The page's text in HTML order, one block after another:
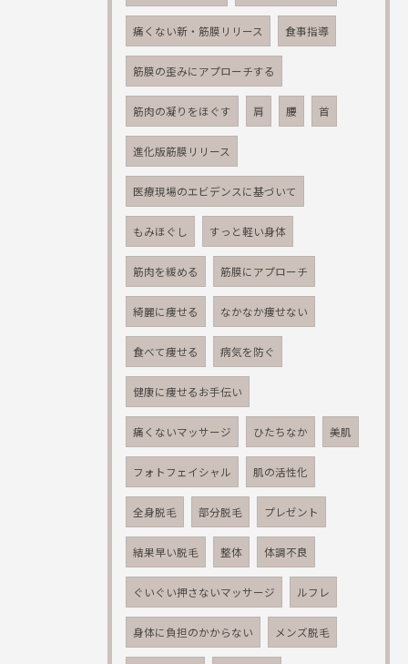
痛くない新・筋膜リリース 食事指導
筋膜の歪みにアプローチする
筋肉の凝りをほぐす 肩 腰 首
進化版筋膜リリース
医療現場のエビデンスに基づいて
もみほぐし すっと軽い身体
筋肉を緩める 筋膜にアプローチ
綺麗に痩せる なかなか痩せない
食べて痩せる 病気を防ぐ
健康に痩せるお手伝い
痛くないマッサージ ひたちなか 美肌
フォトフェイシャル 肌の活性化
全身脱毛 部分脱毛 プレゼント
結果早い脱毛 整体 体調不良
ぐいぐい押さないマッサージ ルフレ
身体に負担のかからない メンズ脱毛